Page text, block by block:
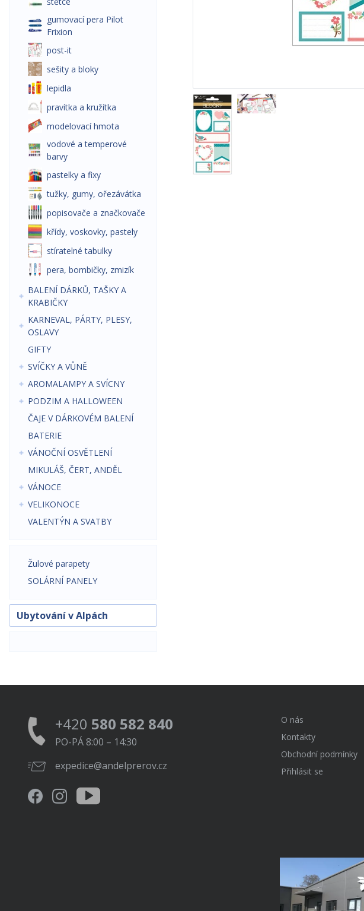
gumovací pera Pilot
Frixion
post-it
sešity a bloky
lepidla
pravítka a kružítka
modelovací hmota
vodové a temperové
barvy
pastelky a fixy
tužky, gumy, ořezávátka
popisovače a značkovače
křídy, voskovky, pastely
stíratelné tabulky
pera, bombičky, zmizík
BALENÍ DÁRKŮ, TAŠKY A
KRABIČKY
KARNEVAL, PÁRTY, PLESY,
OSLAVY
GIFTY
SVÍČKY A VŮNĚ
AROMALAMPY A SVÍCNY
PODZIM A HALLOWEEN
ČAJE V DÁRKOVÉM BALENÍ
BATERIE
VÁNOČNÍ OSVĚTLENÍ
MIKULÁŠ, ČERT, ANDĚL
VÁNOCE
VELIKONOCE
VALENTÝN A SVATBY
Žulové parapety
SOLÁRNÍ PANELY
Ubytování v Alpách
+420 580 582 840
PO-PÁ 8:00 – 14:30
expedice@andelprerov.cz
O nás
Kontakty
Obchodní podmínky
Přihlásit se